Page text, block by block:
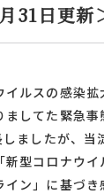
31日更新
ルスの感染拡
ましてた緊急
ましたが、当
新型コロナウイ
イン」に基づ